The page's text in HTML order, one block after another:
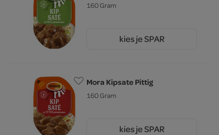
160 Gram
kies je SPAR
Mora Kipsate Pittig
160 Gram
kies je SPAR